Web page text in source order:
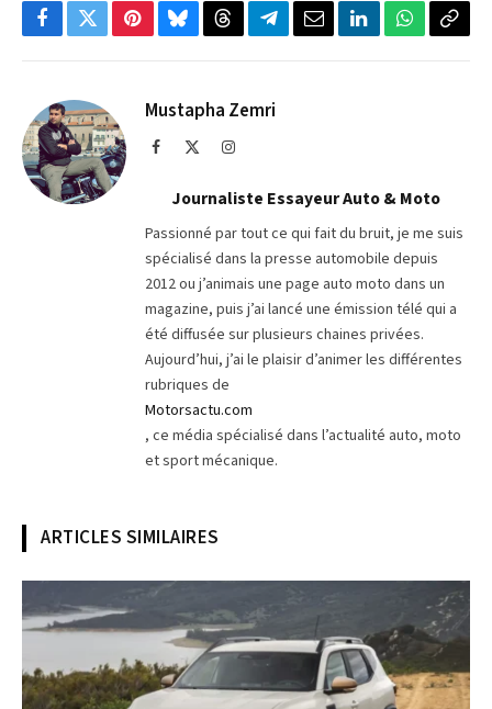
Facebook
TwitterPinterestBlueskyThreadsPartager
Telegram
EmailLinkedInWhatsApp
Mustapha Zemri
Facebook Instagram
Journaliste Essayeur Auto & Moto
Passionné par tout ce qui fait du bruit, je me suis
spécialisé dans la presse automobile depuis
2012 ou j’animais une page auto moto dans un
magazine, puis j’ai lancé une émission télé qui a
été diffusée sur plusieurs chaines privées.
Aujourd’hui, j’ai le plaisir d’animer les différentes
rubriques de
Motorsactu.com
, ce média spécialisé dans l’actualité auto, moto
et sport mécanique.
ARTICLES SIMILAIRES